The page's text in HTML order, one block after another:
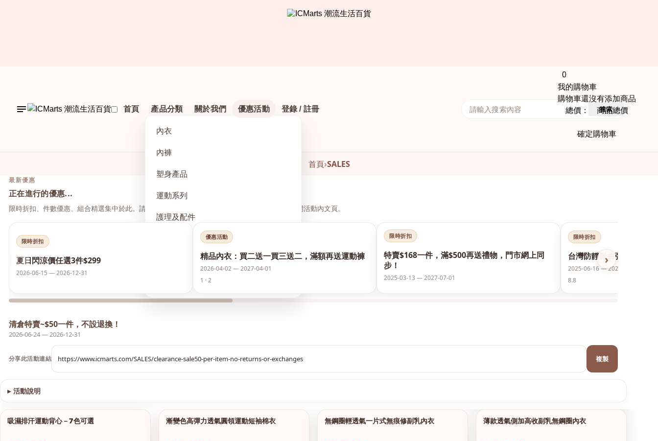
首頁 產品分類
內衣
內褲
塑身產品
運動系列
護理及配件
夏日閃涼價 任選3件$299
關於我們 優惠活動 登錄 / 註冊
0
我的購物車
購物車還沒有添加商品
總價： 商品總價
確定購物車
搜索
首頁›SALES
最新優惠
正在進行的優惠...
限時折扣、件數優惠、組合精選集中於此。請先點上方活動，再於本頁下方瀏覽與下單，無需另開活動內文頁。
‹ ›
限時折扣
夏日閃涼價任選3件$299
2026-06-15 — 2026-12-31
優惠活動
精品內衣：買二送一買三送二，滿額再送運動褲
2026-04-02 — 2027-04-01
1 · 2
限時折扣
特賣$168一件，滿$500再送禮物，門市網上同
步！
2025-03-13 — 2027-07-01
限時折扣
台灣防靜脈曲張襪保護美
2025-06-16 — 2026-12-31
8.8
清倉特賣~$50一件，不設退換！
2026-06-24 — 2026-12-31
分享此活動連結 複製
▸ 活動說明
查看圖片
吸濕排汗運動背心－7色可選 漸變色高彈力透氣圓領運動短袖棉衣 無鋼圈輕透氣一片式無痕修副乳內衣 薄款透氣側加高收副乳無鋼圈內衣